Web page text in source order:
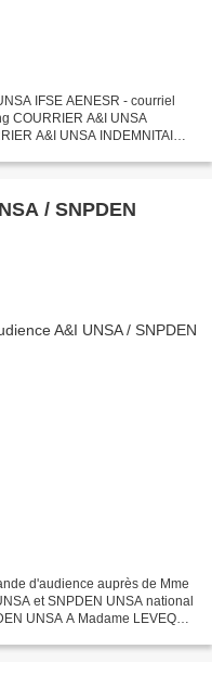
IFSE AENESR - courriel
COURRIER A&I UNSA
INDEMNITAIRE
/ SNPDEN
d'audience auprès de Mme
et SNPDEN UNSA national
UNSA A Madame LEVEQUE